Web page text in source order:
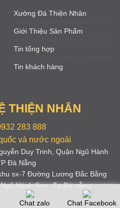
Chat zalo Chat Facebook
Xưởng Đá Thiện Nhân
Giới Thiệu Sản Phẩm
Tin tổng hợp
Tin khách hàng
THIỆN NHÂN
283 888
và nước ngoài
Duy Trinh, Quận Ngũ Hành
Đà Nẵng
sx-7 Đường Lương Đắc Bằng
Hành Sơn -Tp Đà nẵng